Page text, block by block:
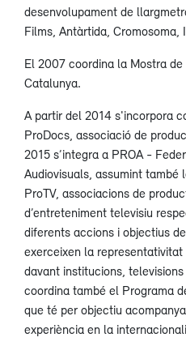
desenvolupament de
Films, Antàrtida, Cromosoma,
El 2007 coordina la Mostra
Catalunya.
A partir del 2014 s'incorpora
ProDocs, associació de
2015 s’integra a PROA -
Audiovisuals, assumint també
ProTV, associacions de
d’entreteniment televisiu
diferents accions i objectius
exerceixen la
davant institucions,
coordina també el Programa
que té per objectiu
experiència en la